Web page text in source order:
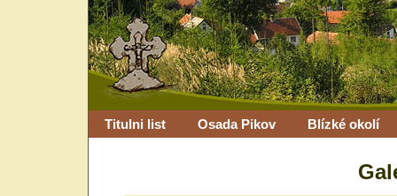
Titulni list Osada Pikov Blízké okolí